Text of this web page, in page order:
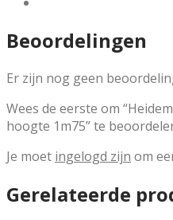
Beoordelingen
Er zijn nog geen
Wees de eerste om
hoogte 1m75” te
Je moet ingelogd zijn om
Gerelateerde